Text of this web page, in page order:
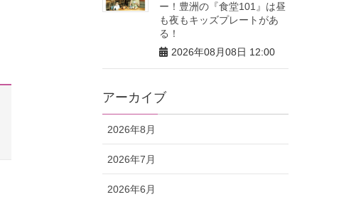
ー！豊洲の『食堂101』は昼
も夜もキッズプレートがあ
る！
2026年08月08日 12:00
アーカイブ
2026年8月
2026年7月
2026年6月